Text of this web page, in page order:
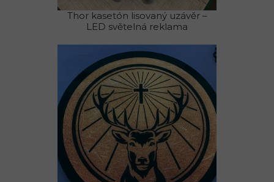
Thor kasetón lisovaný uzávěr –
LED světelná reklama